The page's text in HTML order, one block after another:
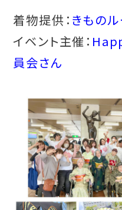
着物提供： きもの
イベント主催：
員会さん